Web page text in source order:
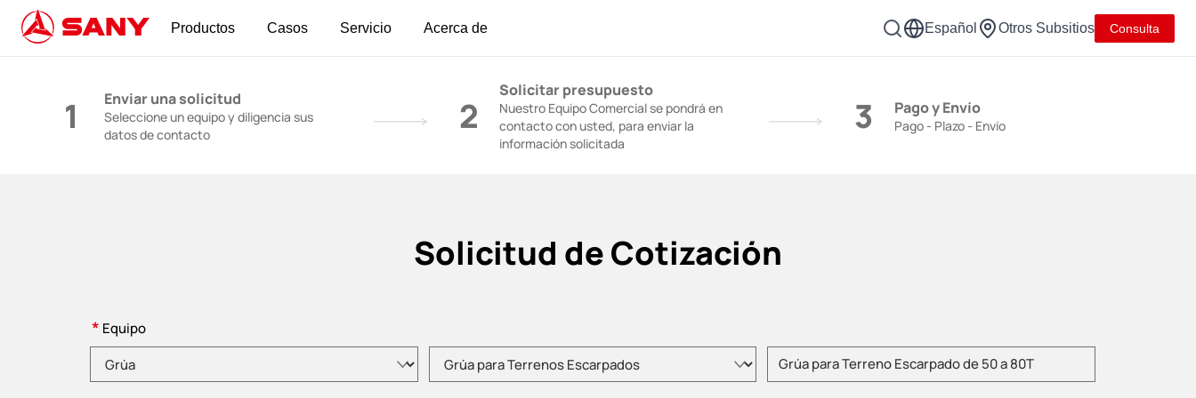
Productos Casos Servicio Acerca de Español Otros Subsitios Consulta
1 Enviar una solicitud
Seleccione un equipo y diligencia sus
datos de contacto
2
Solicitar presupuesto
Nuestro Equipo Comercial se pondrá en
contacto con usted, para enviar la
información solicitada
3 Pago y Envío
Pago - Plazo - Envío
Solicitud de Cotización
* Equipo